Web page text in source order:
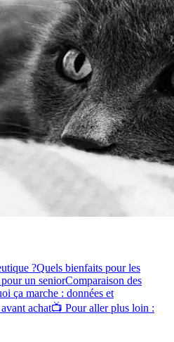
?Quels bienfaits pour les
un seniorComparaison des
ça marche : données et
achat📺 Pour aller plus loin :